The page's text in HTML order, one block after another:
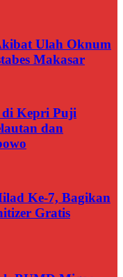
Ulah Oknum
Makasar
di Kepri Puji
dan
Ke-7, Bagikan
Gratis